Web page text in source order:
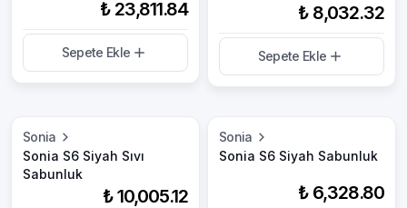
₺ 23,811.84
Sepete Ekle
₺ 8,032.32
Sepete Ekle
Sonia
Sonia S6 Siyah Sıvı
Sabunluk
₺ 10,005.12
Sonia
Sonia S6 Siyah Sabunluk
₺ 6,328.80